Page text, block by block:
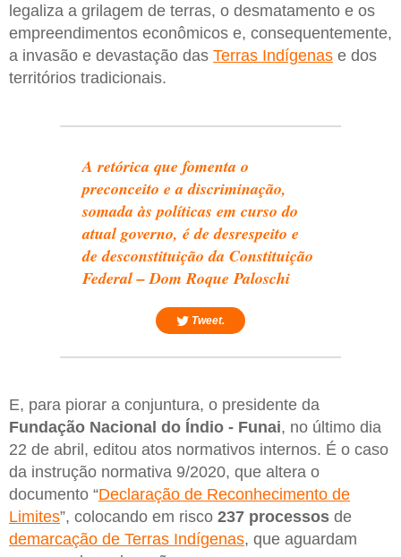
legaliza a grilagem de terras, o desmatamento e os
empreendimentos econômicos e, consequentemente,
a invasão e devastação das Terras Indígenas e dos
territórios tradicionais.
A retórica que fomenta o
preconceito e a discriminação,
somada às políticas em curso do
atual governo, é de desrespeito e
de desconstituição da Constituição
Federal – Dom Roque Paloschi
Tweet.
E, para piorar a conjuntura, o presidente da
Fundação Nacional do Índio - Funai, no último dia
22 de abril, editou atos normativos internos. É o caso
da instrução normativa 9/2020, que altera o
documento “Declaração de Reconhecimento de
Limites”, colocando em risco 237 processos de
demarcação de Terras Indígenas, que aguardam